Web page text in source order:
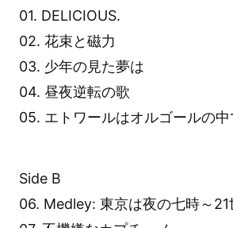
01. DELICIOUS.
02. 花束と磁力
03. 少年の見た夢は
04. 昼夜逆転の歌
05. エトワールはオルゴールの中
Side B
06. Medley: 東京は夜の七時～21